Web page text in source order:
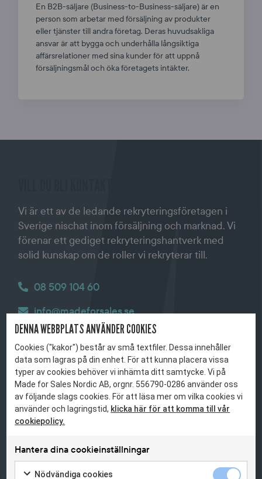
En B2B-säljare (Business-to-Business-säljare) är en
person som arbetar med försäljning av produkter
eller tjänster till andra företag. Deras huvudsakliga
ansvar är att bygga och underhålla långsiktiga
affärsrelationer med sina kunder för att uppnå
försäljningsmål och öka företagets intäkter.
Vi är ett av de ledande rekryteringsföretagen i
Sverige nischat inom försäljning och marknad. Vi
förenar ett gediget rekryteringshantverk med
solid kunskap om de roller vi rekryterar till.
08 509 104 60
info@madeforsales.se
DENNA WEBBPLATS ANVÄNDER COOKIES
Cookies ("kakor") består av små textfiler. Dessa innehåller
data som lagras på din enhet. För att kunna placera vissa
typer av cookies behöver vi inhämta ditt samtycke. Vi på
Made for Sales Nordic AB, orgnr. 556790-0286 använder oss
av följande slags cookies. För att läsa mer om vilka cookies vi
använder och lagringstid, klicka här för att komma till vår
cookiepolicy.
Hantera dina cookieinställningar
Nödvändiga cookies